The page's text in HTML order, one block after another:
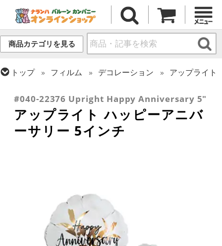
商品カテゴリを見る
トップ フィルム デコレーション
アップライト
おめでとう・記念日
#040-22376 Upright Happy Anniversary 5"
アップライト ハッピーアニバ
ーサリー 5インチ